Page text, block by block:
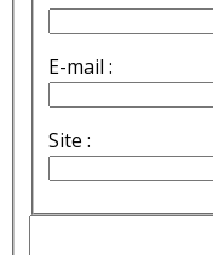
E-mail :
Site :